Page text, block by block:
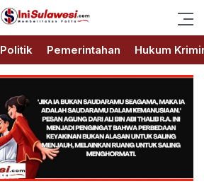
IniSulawesi.com
Memberitakan Fakta
Politik Pemerintahan Hukum